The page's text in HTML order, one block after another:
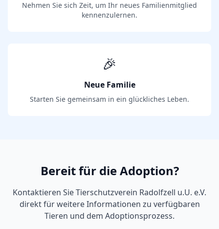
Nehmen Sie sich Zeit, um Ihr neues Familienmitglied
kennenzulernen.
🎉
Neue Familie
Starten Sie gemeinsam in ein glückliches Leben.
Bereit für die Adoption?
Kontaktieren SieTierschutzverein Radolfzell u.U. e.V.
direkt für weitere Informationen zu verfügbaren
Tieren und dem Adoptionsprozess.